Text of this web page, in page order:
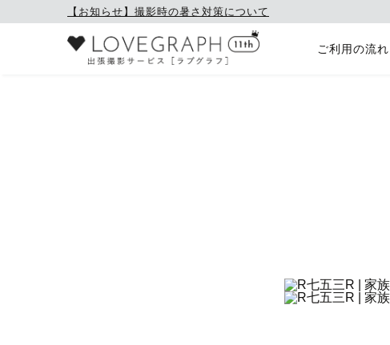
【お知らせ】撮影時の暑さ対策について
ご利用の流れ